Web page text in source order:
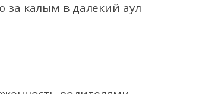
за калым в далекий аул